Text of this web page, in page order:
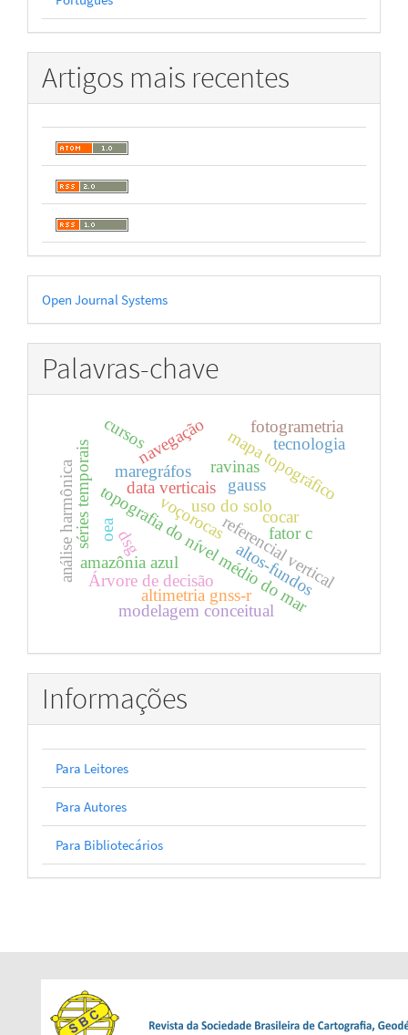
Artigos mais recentes
Desenvolvido
por
Open Journal Systems
Palavras-chave
data verticais
topografia do nível médio do mar
amazônia azul
voçorocas
ravinas
uso do solo
Árvore de decisão
mapa topográfico
modelagem conceitual
análise harmônica referencial vertical
séries temporais
altimetria gnss-r
maregráfos
altos-fundos
navegação fotogrametria
cocar
dsg fator c
gauss
tecnologia
oea
cursos
Informações
Para Leitores
Para Autores
Para Bibliotecários